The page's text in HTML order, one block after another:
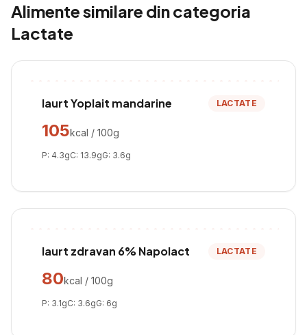
Alimente similare din categoria
Lactate
Iaurt Yoplait mandarine LACTATE
105kcal / 100g
P: 4.3gC: 13.9gG: 3.6g
Iaurt zdravan 6% Napolact LACTATE
80kcal / 100g
P: 3.1gC: 3.6gG: 6g